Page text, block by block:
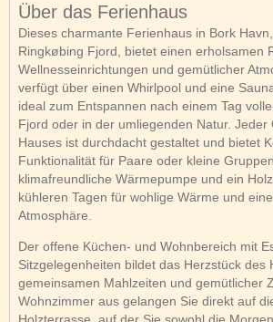
Über das Ferienhaus
Dieses charmante Ferienhaus in Bork
Ringkøbing Fjord, bietet einen erholsamen
Wellnesseinrichtungen und gemütlicher
verfügt über einen Whirlpool und eine
ideal zum Entspannen nach einem Tag
Fjord oder in der umliegenden Natur. Jeder
Hauses ist durchdacht gestaltet und bietet
Funktionalität für Paare oder kleine
klimafreundliche Wärmepumpe und ein
kühleren Tagen für wohlige Wärme und
Atmosphäre.
Der offene Küchen- und Wohnbereich mit
Sitzgelegenheiten bildet das Herzstück des
gemeinsamen Mahlzeiten und gemütlicher
Wohnzimmer aus gelangen Sie direkt auf